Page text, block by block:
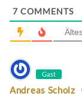
7 COMMENTS
Gast
Andreas Scholz